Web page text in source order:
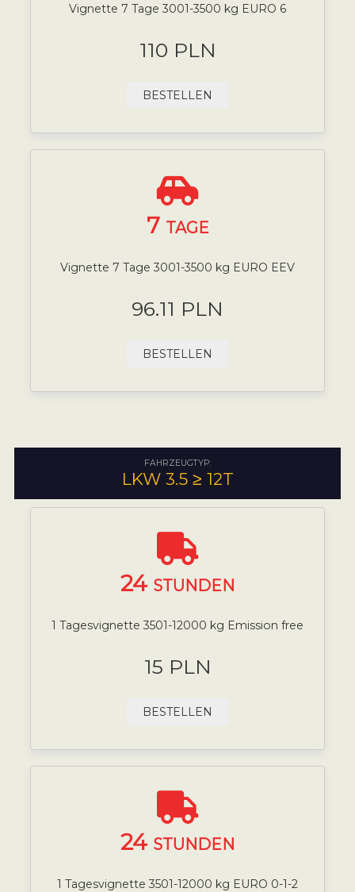
Vignette 7 Tage 3001-3500 kg EURO 6
110 PLN
BESTELLEN
7 TAGE
Vignette 7 Tage 3001-3500 kg EURO EEV
96.11 PLN
BESTELLEN
FAHRZEUGTYP:
LKW 3.5 ≥ 12T
24 STUNDEN
1 Tagesvignette 3501-12000 kg Emission free
15 PLN
BESTELLEN
24 STUNDEN
1 Tagesvignette 3501-12000 kg EURO 0-1-2